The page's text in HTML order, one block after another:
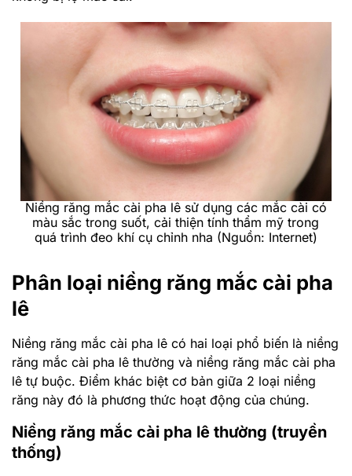
Niềng răng mắc cài pha lê sử dụng các mắc cài có
màu sắc trong suốt, cải thiện tính thẩm mỹ trong
quá trình đeo khí cụ chỉnh nha (Nguồn: Internet)
Phân loại niềng răng mắc cài pha
lê
Niềng răng mắc cài pha lê có hai loại phổ biến là niềng
răng mắc cài pha lê thường và niềng răng mắc cài pha
lê tự buộc. Điểm khác biệt cơ bản giữa 2 loại niềng
răng này đó là phương thức hoạt động của chúng.
Niềng răng mắc cài pha lê thường (truyền
thống)